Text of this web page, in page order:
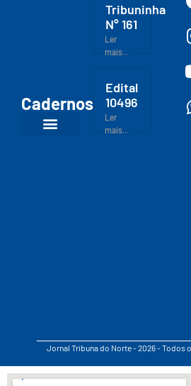
Cadernos
Tribuninha
N° 161
Ler
mais...
Edital
10496
Ler
mais...
Jornal Tribuna do Norte - 2026 - Todos